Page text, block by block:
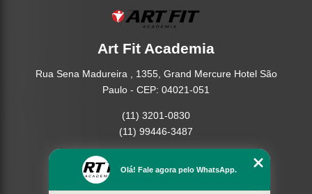
Art Fit Academia
Rua Sena Madureira , 1355, Grand Mercure Hotel São
Paulo - CEP: 04021-051
(11) 3201-0830
(11) 99446-3487
Empresa
Missão
Olá! Fale agora pelo WhatsApp.